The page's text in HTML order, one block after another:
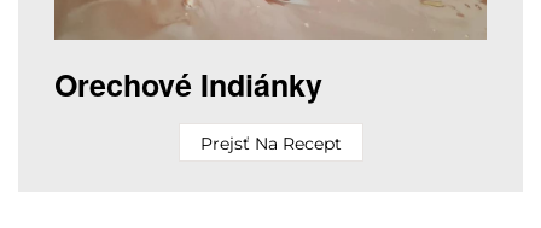
Orechové Indiánky
Prejsť Na Recept